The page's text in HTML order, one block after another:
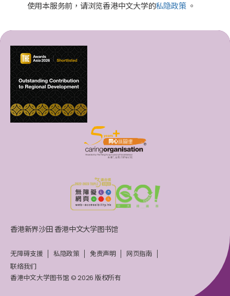
使用本服务前，请浏览香港中文大学的私隐政策​。
香港新界沙田 香港中文大学图书馆
无障碍支援 私隐政策 免责声明
网页指南
联络我们
香港中文大学图书馆 © 2026 版权所有